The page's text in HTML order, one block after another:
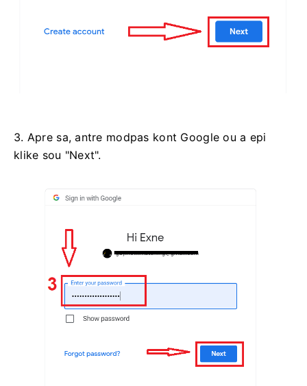
3. Apre sa, antre modpas kont Google ou a epi
klike sou "Next".